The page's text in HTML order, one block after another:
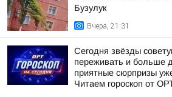
Бузулук
Вчера, 21:31
Сегодня звёзды
переживать и больше
приятные сюрпризы
Читаем гороскоп от